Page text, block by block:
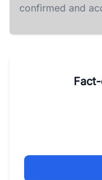
confirmed and